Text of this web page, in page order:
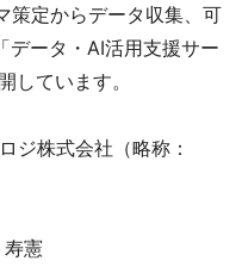
策定からデータ収集、可
データ・AI活用支援サー
しています。
ジ株式会社（略称：
憲